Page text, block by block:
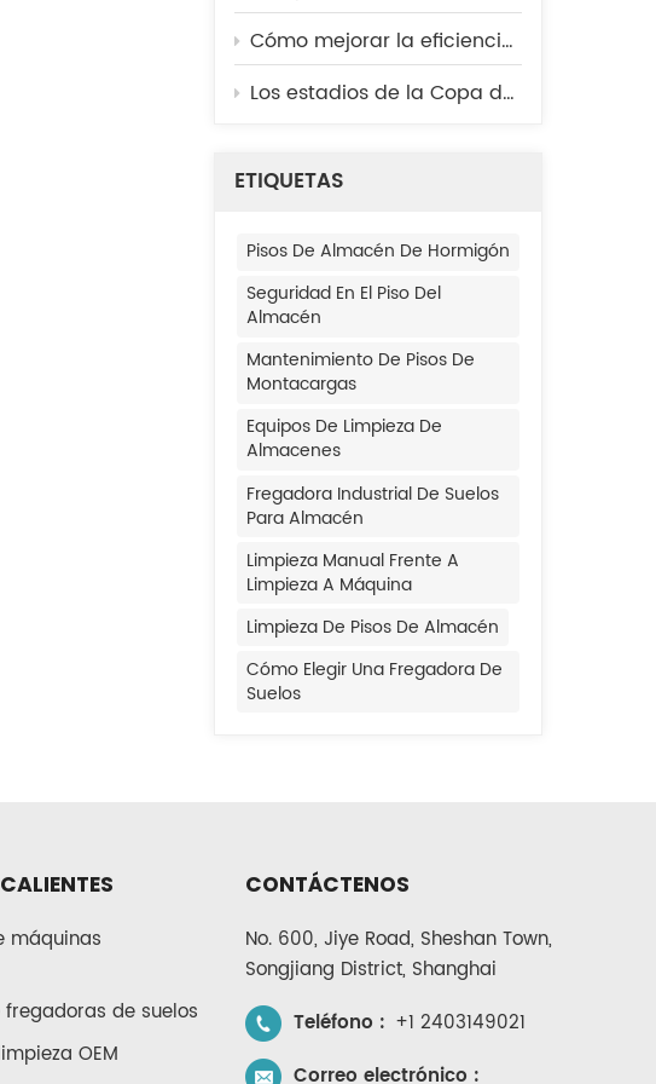
Cómo mejorar la eficiencia de la limpieza diaria en cocinas, cafeterías y plantas procesadoras de alimentos.
Los estadios de la Copa del Mundo se mantienen listos para los partidos: aquí te mostramos la tecnología de limpieza que se utiliza entre bastidores.
ETIQUETAS
Pisos De Almacén De Hormigón
Seguridad En El Piso Del
Almacén
Mantenimiento De Pisos De
Montacargas
Equipos De Limpieza De
Almacenes
Fregadora Industrial De Suelos
Para Almacén
Limpieza Manual Frente A
Limpieza A Máquina
Limpieza De Pisos De Almacén
Cómo Elegir Una Fregadora De
Suelos
máquinas
fregadoras de suelos
OEM
CONTÁCTENOS
No. 600, Jiye Road, Sheshan Town,
Songjiang District, Shanghai
Teléfono : +1 2403149021
Correo electrónico :